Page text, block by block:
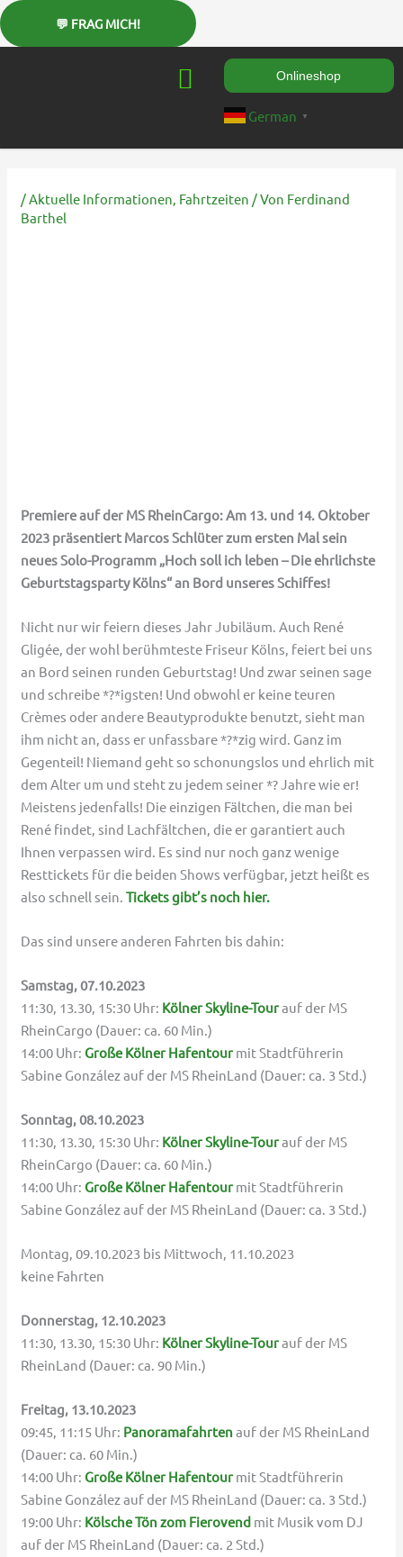
Inhalt
springen
Onlineshop
German ▼
/Aktuelle Informationen, Fahrtzeiten / Von Ferdinand
Barthel
Premiere auf der MS RheinCargo: Am 13. und 14. Oktober
2023 präsentiert Marcos Schlüter zum ersten Mal sein
neues Solo-Programm „Hoch soll ich leben – Die ehrlichste
Geburtstagsparty Kölns“ an Bord unseres Schiffes!
Nicht nur wir feiern dieses Jahr Jubiläum. Auch René
Gligée, der wohl berühmteste Friseur Kölns, feiert bei uns
an Bord seinen runden Geburtstag! Und zwar seinen sage
und schreibe *?*igsten! Und obwohl er keine teuren
Crèmes oder andere Beautyprodukte benutzt, sieht man
ihm nicht an, dass er unfassbare *?*zig wird. Ganz im
Gegenteil! Niemand geht so schonungslos und ehrlich mit
dem Alter um und steht zu jedem seiner *? Jahre wie er!
Meistens jedenfalls! Die einzigen Fältchen, die man bei
René findet, sind Lachfältchen, die er garantiert auch
Ihnen verpassen wird. Es sind nur noch ganz wenige
Resttickets für die beiden Shows verfügbar, jetzt heißt es
also schnell sein.Tickets gibt’s noch hier.
Das sind unsere anderen Fahrten bis dahin:
Samstag, 07.10.2023
11:30, 13.30, 15:30 Uhr: Kölner Skyline-Tourauf der MS
RheinCargo (Dauer: ca. 60 Min.)
14:00 Uhr: Große Kölner Hafentourmit Stadtführerin
Sabine González auf der MS RheinLand (Dauer: ca. 3 Std.)
Sonntag, 08.10.2023
11:30, 13.30, 15:30 Uhr: Kölner Skyline-Tourauf der MS
RheinCargo (Dauer: ca. 60 Min.)
14:00 Uhr: Große Kölner Hafentourmit Stadtführerin
Sabine González auf der MS RheinLand (Dauer: ca. 3 Std.)
Montag, 09.10.2023 bis Mittwoch, 11.10.2023
keine Fahrten
Donnerstag, 12.10.2023
11:30, 13.30, 15:30 Uhr: Kölner Skyline-Tourauf der MS
RheinLand (Dauer: ca. 90 Min.)
Freitag, 13.10.2023
09:45, 11:15 Uhr: Panoramafahrtenauf der MS RheinLand
(Dauer: ca. 60 Min.)
14:00 Uhr: Große Kölner Hafentourmit Stadtführerin
Sabine González auf der MS RheinLand (Dauer: ca. 3 Std.)
19:00 Uhr: Kölsche Tön zom Fierovend mit Musik vom DJ
auf der MS RheinLand (Dauer: ca. 2 Std.)